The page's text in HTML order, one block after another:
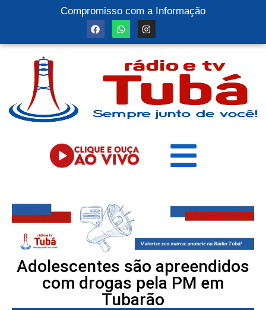
Compromisso com a Informação
Adolescentes são apreendidos
com drogas pela PM em
Tubarão